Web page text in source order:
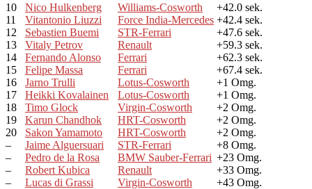
10
Nico Hulkenberg Williams-Cosworth
+42.0 sek.
11
Vitantonio Liuzzi Force India-Mercedes +42.4 sek.
12
Sebastien Buemi STR-Ferrari
+47.6 sek.
13
Vitaly Petrov Renault
+59.3 sek.
14
Fernando Alonso Ferrari
+62.3 sek.
15
Felipe Massa Ferrari
+67.4 sek.
16
Jarno Trulli Lotus-Cosworth
+1 Omg.
17
Heikki Kovalainen Lotus-Cosworth
+1 Omg.
18
Timo Glock Virgin-Cosworth
+2 Omg.
19
Karun Chandhok HRT-Cosworth
+2 Omg.
20
Sakon Yamamoto HRT-Cosworth
+2 Omg.
–
Jaime Alguersuari STR-Ferrari
+8 Omg.
–
Pedro de la Rosa BMW Sauber-Ferrari +23 Omg.
–
Robert Kubica Renault
+33 Omg.
–
Lucas di Grassi Virgin-Cosworth
+43 Omg.